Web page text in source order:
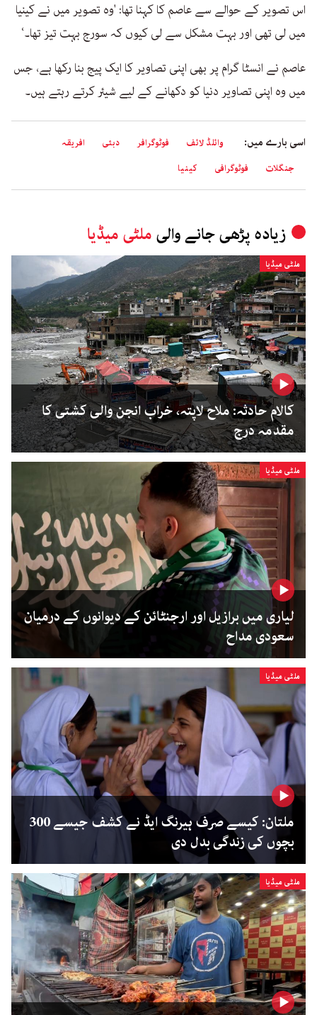
اس تصویر کے حوالے سے عاصم کا کہنا تھا: 'وہ تصویر میں نے کینیا
میں لی تھی اور بہت مشکل سے لی کیوں کہ سورج بہت تیز تھا۔‘
عاصم نے انسٹا گرام پر بھی اپنی تصاویر کا ایک پیج بنا رکھا ہے، جس
میں وہ اپنی تصاویر دنیا کو دکھانے کے لیے شیئر کرتے رہتے ہیں۔
اسی بارے میں: وائلڈ لائف فوٹوگرافر دبئی
افریقہ
جنگلات
فوٹوگرافی کینیا
زیادہ پڑھی جانے والی ملٹی میڈیا
ملٹی میڈیا
کالام حادثہ: ملاح لاپتہ، خراب انجن والی کشتی کا
مقدمہ درج
ملٹی میڈیا
لیاری میں برازیل اور ارجنٹائن کے دیوانوں کے درمیان
سعودی مداح
ملٹی میڈیا
ملتان: کیسے صرف ہیرنگ ایڈ نے کشف جیسے 300
بچوں کی زندگی بدل دی
ملٹی میڈیا